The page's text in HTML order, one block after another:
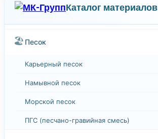
Каталог материалов
🏖️ Песок
Карьерный песок
Намывной песок
Морской песок
ПГС (песчано-гравийная смесь)